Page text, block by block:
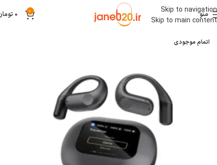
Skip to navigation
Skip to main content
منو 0
0
اتمام موجودی